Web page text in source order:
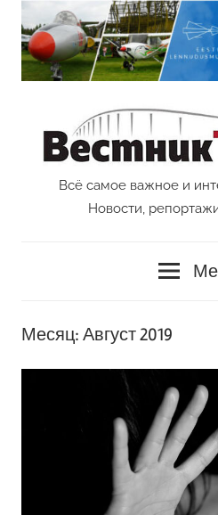
Перейти
содержимому
Vestnik
Всё самое важное и
Новости,
Месяц: Август 2019